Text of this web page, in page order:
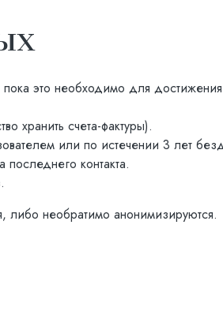
это необходимо для
хранить счета-фактуры).
или по истечении 3 лет
контакта.
либо необратимо анонимизируются.